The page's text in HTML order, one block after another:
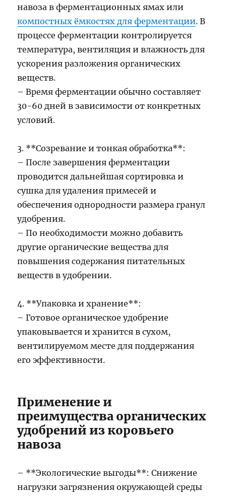
навоза в ферментационных ямах или
компостных ёмкостях для ферментации. В
процессе ферментации контролируется
температура, вентиляция и влажность для
ускорения разложения органических
веществ.
– Время ферментации обычно составляет
30-60 дней в зависимости от конкретных
условий.
3. **Созревание и тонкая обработка**:
– После завершения ферментации
проводится дальнейшая сортировка и
сушка для удаления примесей и
обеспечения однородности размера гранул
удобрения.
– По необходимости можно добавить
другие органические вещества для
повышения содержания питательных
веществ в удобрении.
4. **Упаковка и хранение**:
– Готовое органическое удобрение
упаковывается и хранится в сухом,
вентилируемом месте для поддержания
его эффективности.
Применение и
преимущества органических
удобрений из коровьего
навоза
– **Экологические выгоды**: Снижение
нагрузки загрязнения окружающей среды